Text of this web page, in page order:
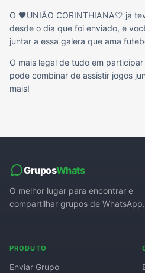
O 🖤UNIÃO CORINTHIANA🤍 já
desde o dia que foi enviado, e
juntar a essa galera que ama
O mais legal de tudo em
pode combinar de assistir jogos
mais!
GruposWhats
O melhor lugar para encontrar e
compartilhar grupos de WhatsApp.
PRODUTO
Enviar Grupo